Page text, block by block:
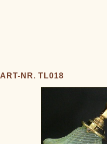
ART-NR. TL018